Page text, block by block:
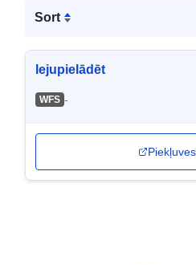
Sort
lejupielādēt
WFS -